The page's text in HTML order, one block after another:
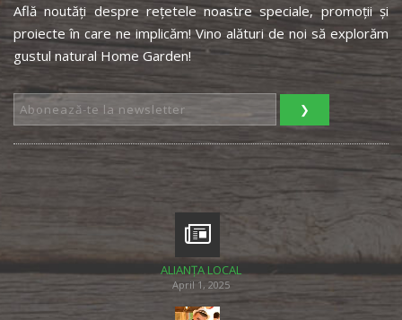
Află noutăți despre rețetele noastre speciale, promoții și
proiecte în care ne implicăm! Vino alături de noi să explorăm
gustul natural Home Garden!
ALIANȚA LOCAL
April 1, 2025